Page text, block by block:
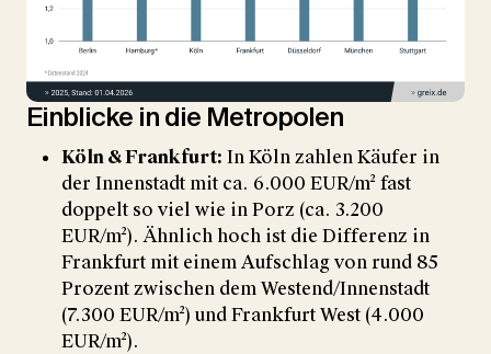
Einblicke in die Metropolen
Köln & Frankfurt: In Köln zahlen Käufer in
der Innenstadt mit ca. 6.000 EUR/m² fast
doppelt so viel wie in Porz (ca. 3.200
EUR/m²). Ähnlich hoch ist die Differenz in
Frankfurt mit einem Aufschlag von rund 85
Prozent zwischen dem Westend/Innenstadt
(7.300 EUR/m²) und Frankfurt West (4.000
EUR/m²).